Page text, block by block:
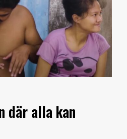
där alla kan